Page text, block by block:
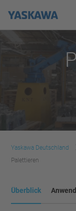
Yaskawa Deutschland
Palettieren
Überblick